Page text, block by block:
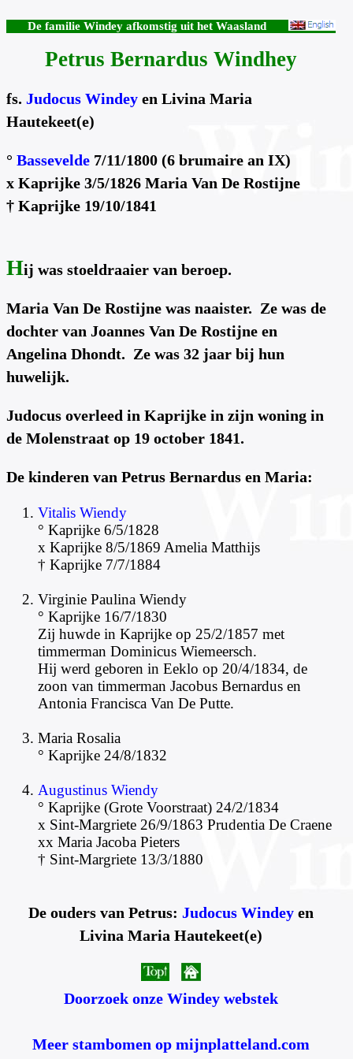
De familie Windey afkomstig uit het Waasland
Petrus Bernardus Windhey
fs. Judocus Windey en Livina Maria
Hautekeet(e)
° Bassevelde 7/11/1800 (6 brumaire an IX)
x Kaprijke 3/5/1826 Maria Van De Rostijne
† Kaprijke 19/10/1841
Hij was stoeldraaier van beroep.
Maria Van De Rostijne was naaister. Ze was de
dochter van Joannes Van De Rostijne en
Angelina Dhondt. Ze was 32 jaar bij hun
huwelijk.
Judocus overleed in Kaprijke in zijn woning in
de Molenstraat op 19 october 1841.
De kinderen van Petrus Bernardus en Maria:
Vitalis Wiendy
° Kaprijke 6/5/1828
x Kaprijke 8/5/1869 Amelia Matthijs
† Kaprijke 7/7/1884
Virginie Paulina Wiendy
° Kaprijke 16/7/1830
Zij huwde in Kaprijke op 25/2/1857 met
timmerman Dominicus Wiemeersch.
Hij werd geboren in Eeklo op 20/4/1834, de
zoon van timmerman Jacobus Bernardus en
Antonia Francisca Van De Putte.
Maria Rosalia
° Kaprijke 24/8/1832
Augustinus Wiendy
° Kaprijke (Grote Voorstraat) 24/2/1834
x Sint-Margriete 26/9/1863 Prudentia De Craene
xx Maria Jacoba Pieters
† Sint-Margriete 13/3/1880
De ouders van Petrus: Judocus Windeyen
Livina Maria Hautekeet(e)
Doorzoek onze Windey webstek
Meer stambomen op mijnplatteland.com